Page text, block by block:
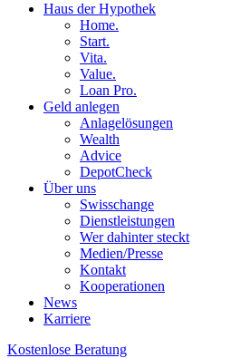
Haus der Hypothek
Home.
Start.
Vita.
Value.
Loan Pro.
Geld anlegen
Anlagelösungen
Wealth
Advice
DepotCheck
Über uns
Swisschange
Dienstleistungen
Wer dahinter steckt
Medien/Presse
Kontakt
Kooperationen
News
Karriere
Kostenlose Beratung